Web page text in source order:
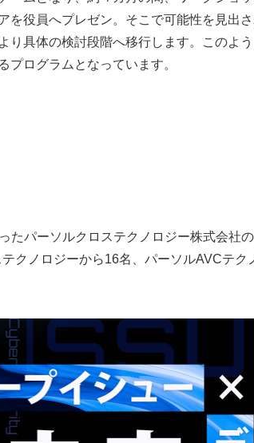
役員へプレゼン。そこで可能性を見出
具体の検討段階へ移行します。このよ
ログラムとなっています。
パーソルクロステクノロジー株式会社
クノロジーから16名、パーソルAVCテク